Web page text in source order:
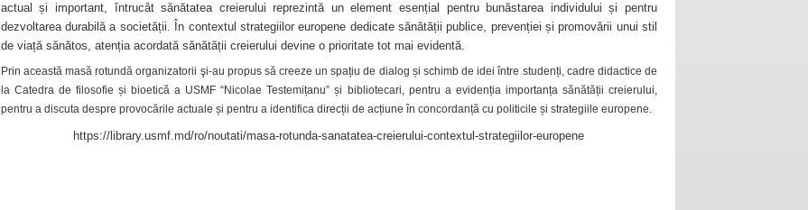
actual și important, întrucât sănătatea creierului reprezintă un element esențial pentru bunăstarea individului și pentru
dezvoltarea durabilă a societății. În contextul strategiilor europene dedicate sănătății publice, prevenției și promovării unui stil
de viață sănătos, atenția acordată sănătății creierului devine o prioritate tot mai evidentă.
Prin această masă rotundă organizatorii şi-au propus să creeze un spațiu de dialog și schimb de idei între studenți, cadre didactice de
la Catedra de filosofie și bioetică a USMF “Nicolae Testemițanu” și bibliotecari, pentru a evidenția importanța sănătății creierului,
pentru a discuta despre provocările actuale și pentru a identifica direcții de acțiune în concordanță cu politicile și strategiile europene.
https://library.usmf.md/ro/noutati/masa-rotunda-sanatatea-creierului-contextul-strategiilor-europene